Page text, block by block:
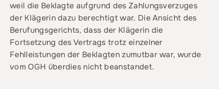
weil die Beklagte aufgrund des Zahlungsverzuges
der Klägerin dazu berechtigt war. Die Ansicht des
Berufungsgerichts, dass der Klägerin die
Fortsetzung des Vertrags trotz einzelner
Fehlleistungen der Beklagten zumutbar war, wurde
vom OGH überdies nicht beanstandet.